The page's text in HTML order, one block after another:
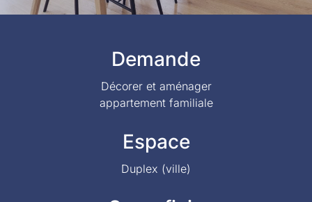
Demande
Décorer et aménager
appartement familiale
Espace
Duplex (ville)